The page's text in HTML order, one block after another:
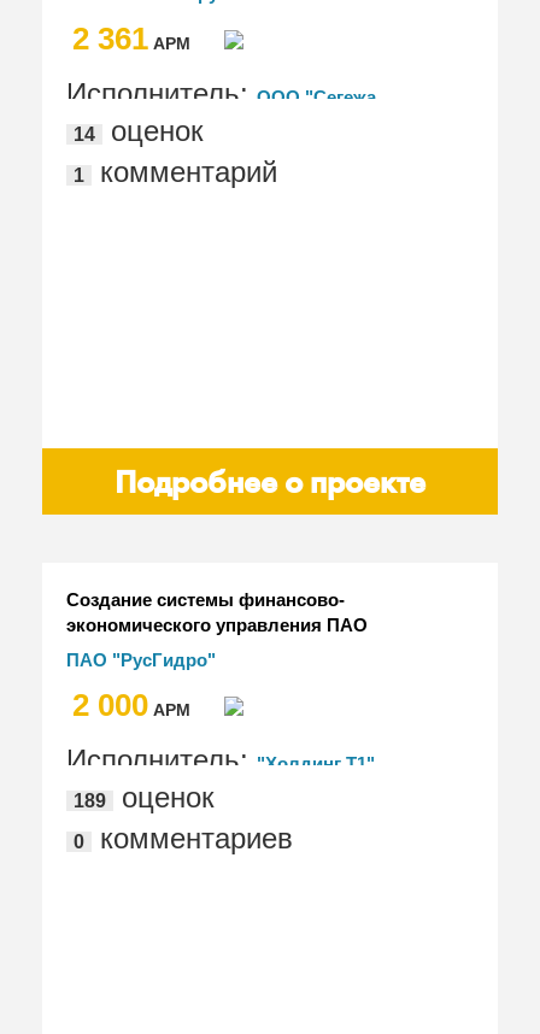
2 361 АРМ
Исполнитель: ООО "Сегежа
Цифровые Решения"
14 оценок
1 комментарий
Подробнее о проекте
Создание системы финансово-
экономического управления ПАО
"РусГидро" на отечественной
платформе (1СФЭУ) с использованием
программного продукта 1С:ERP
ПАО "РусГидро"
2 000 АРМ
Исполнитель: "Холдинг Т1"
189
оценок
0 комментариев